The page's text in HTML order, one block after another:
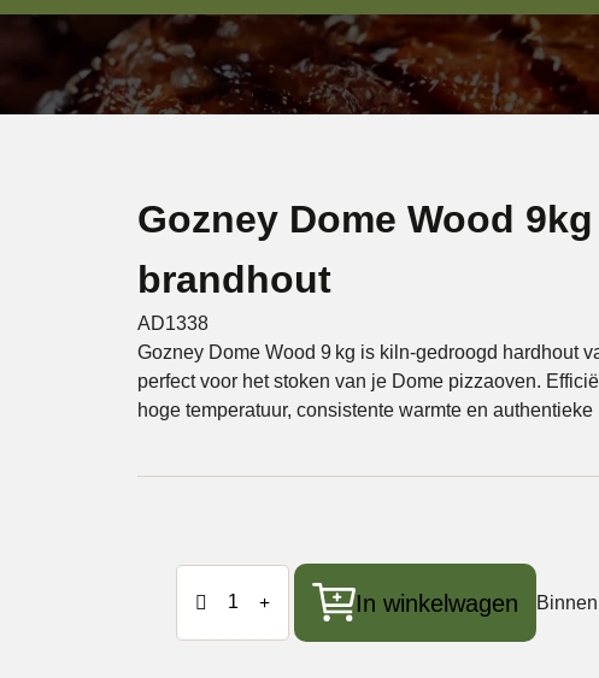
Gozney Dome Wood 9kg
brandhout
AD1338
Gozney Dome Wood 9 kg is kiln‑gedroogd hardhout
perfect voor het stoken van je Dome pizzaoven.
hoge temperatuur, consistente warmte en
Dome
Wood
In winkelwagen